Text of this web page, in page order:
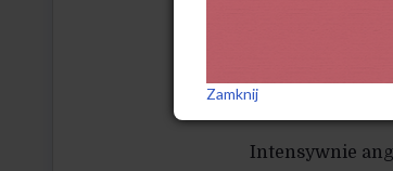
Wrócił
Kontynuując
oraz dokonał
Włościańskiego.
Intensywnie
Zamknij